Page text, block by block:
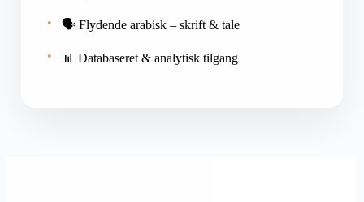
🗣 Flydende arabisk – skrift & tale
📊 Databaseret & analytisk tilgang